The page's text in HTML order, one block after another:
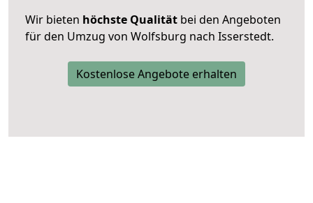
Wir bieten höchste Qualität bei den Angeboten
für den Umzug von Wolfsburg nach Isserstedt.
Kostenlose Angebote erhalten